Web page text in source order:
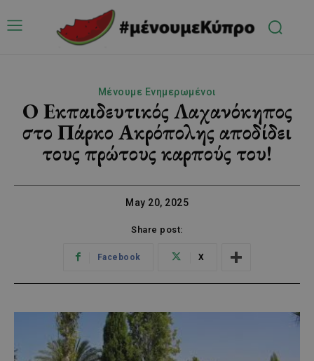
Μένουμε Ενημερωμένοι
Ο Εκπαιδευτικός Λαχανόκηπος
στο Πάρκο Ακρόπολης αποδίδει
τους πρώτους καρπούς του!
May 20, 2025
Share post:
Facebook X